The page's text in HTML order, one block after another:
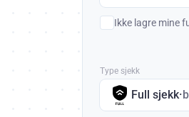
Ikke lagre mine
Type sjekk
Full sjekk·